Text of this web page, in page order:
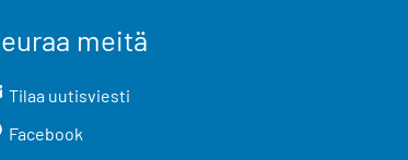
meitä
Tilaa uutisviesti
Facebook